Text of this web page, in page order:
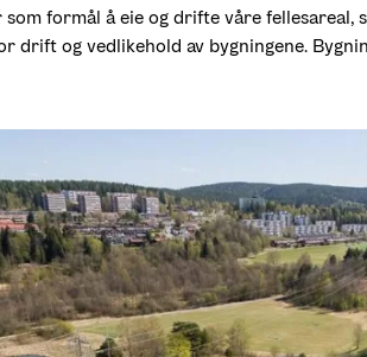
formål å eie og drifte våre fellesareal,
drift og vedlikehold av bygningene.